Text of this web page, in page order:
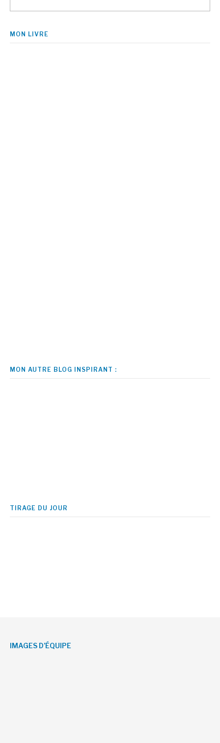
MON LIVRE
MON AUTRE BLOG INSPIRANT :
TIRAGE DU JOUR
IMAGES D’ÉQUIPE